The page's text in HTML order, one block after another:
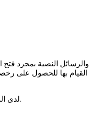
والرسائل النصية بمجرد
القيام بها للحصول على
لدى. سيخبرونك بمكان ملفك وما يجب عليك القيام به بعد ذلك.